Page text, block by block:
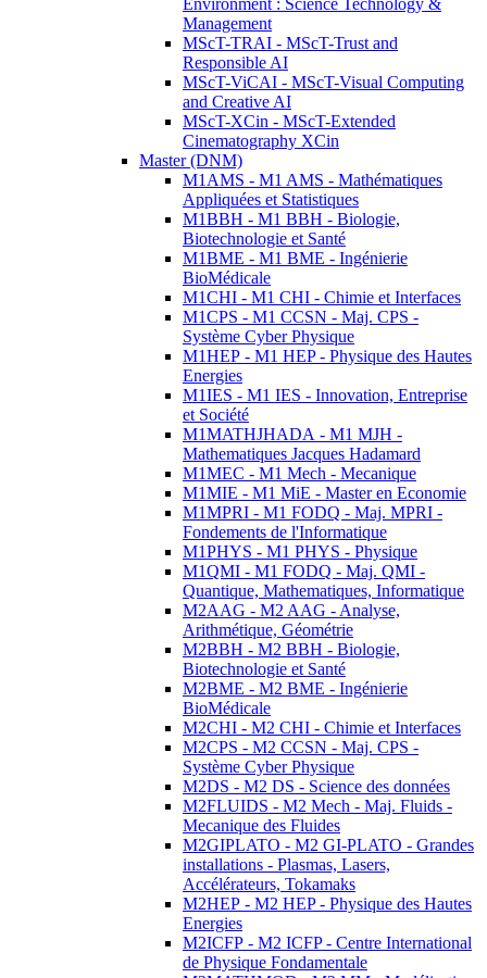
Environment : Science Technology &
Management
MScT-TRAI - MScT-Trust and
Responsible AI
MScT-ViCAI - MScT-Visual Computing
and Creative AI
MScT-XCin - MScT-Extended
Cinematography XCin
Master (DNM)
M1AMS - M1 AMS - Mathématiques
Appliquées et Statistiques
M1BBH - M1 BBH - Biologie,
Biotechnologie et Santé
M1BME - M1 BME - Ingénierie
BioMédicale
M1CHI - M1 CHI - Chimie et Interfaces
M1CPS - M1 CCSN - Maj. CPS -
Système Cyber Physique
M1HEP - M1 HEP - Physique des Hautes
Energies
M1IES - M1 IES - Innovation, Entreprise
et Société
M1MATHJHADA - M1 MJH -
Mathematiques Jacques Hadamard
M1MEC - M1 Mech - Mecanique
M1MIE - M1 MiE - Master en Economie
M1MPRI - M1 FODQ - Maj. MPRI -
Fondements de l'Informatique
M1PHYS - M1 PHYS - Physique
M1QMI - M1 FODQ - Maj. QMI -
Quantique, Mathematiques, Informatique
M2AAG - M2 AAG - Analyse,
Arithmétique, Géométrie
M2BBH - M2 BBH - Biologie,
Biotechnologie et Santé
M2BME - M2 BME - Ingénierie
BioMédicale
M2CHI - M2 CHI - Chimie et Interfaces
M2CPS - M2 CCSN - Maj. CPS -
Système Cyber Physique
M2DS - M2 DS - Science des données
M2FLUIDS - M2 Mech - Maj. Fluids -
Mecanique des Fluides
M2GIPLATO - M2 GI-PLATO - Grandes
installations - Plasmas, Lasers,
Accélérateurs, Tokamaks
M2HEP - M2 HEP - Physique des Hautes
Energies
M2ICFP - M2 ICFP - Centre International
de Physique Fondamentale